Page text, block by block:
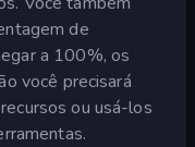
de
a 100%, os
você precisará
ou usá-los